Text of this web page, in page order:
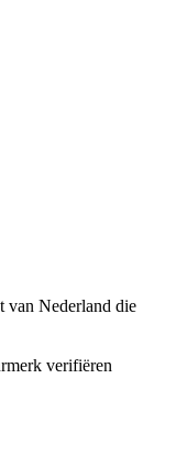
van Nederland die
verifiëren